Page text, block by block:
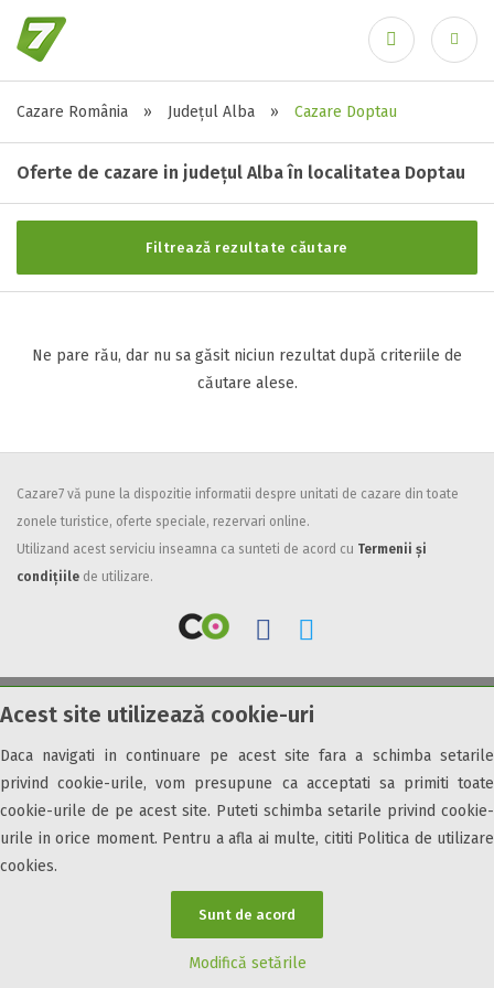
Acest site utilizează cookie-uri
Daca navigati in continuare pe acest site fara a schimba setarile
privind cookie-urile, vom presupune ca acceptati sa primiti toate
cookie-urile de pe acest site. Puteti schimba setarile privind cookie-
urile in orice moment. Pentru a afla ai multe, cititi Politica de utilizare
cookies.
Sunt de acord
Modifică setările
Cazare România » Județul Alba » Cazare Doptau
Oferte de cazare in județul Alba în localitatea Doptau
Filtrează rezultate căutare
Stele / margarete
Neclasificat
2 stele / margarete
3 stele / margarete
Facilități
Internet wireless
All inclusive
Pensiune completa
Demipensiune
Mic dejun
Accepta animale
Accepta voucher vacanta
Acces persoane cu dizabilități
Ne pare rău, dar nu sa găsit niciun rezultat după criteriile de
căutare alese.
Cazare7 vă pune la dispozitie informatii despre unitati de cazare din toate
zonele turistice, oferte speciale, rezervari online.
Utilizand acest serviciu inseamna ca sunteti de acord cu Termenii și
condițiile de utilizare.
© 2026 Cazare7. Toate drepturile rezervate.
Obiective turistice Informații utile Parteneri Cazare7 Harta Cazare7